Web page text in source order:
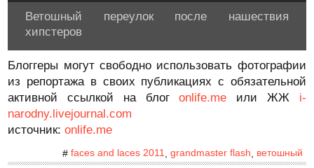
Ветошный переулок после нашествия
хипстеров
Блоггеры могут свободно использовать фотографии
из репортажа в своих публикациях с обязательной
активной ссылкой на блогonlife.me или ЖЖ i-
narodny.livejournal.com
источник:onlife.me
# faces and laces 2011 grandmaster flash ветошный